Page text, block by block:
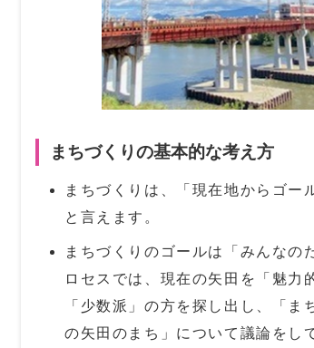
まちづくりの基本的な考え方
まちづくりは、「現在地からゴー
と言えます。
まちづくりのゴールは「みんなの
ロセスでは、現在の矢田を「魅力
「少数派」の方を探し出し、「
の矢田のまち」について議論をし